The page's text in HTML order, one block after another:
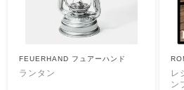
FEUERHAND フュアーハンド
ランタン
ッ
レ
ン